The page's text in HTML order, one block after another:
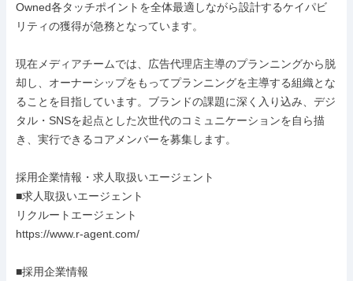
Owned各タッチポイントを全体最適しながら設計するケイパビ
リティの獲得が急務となっています。
現在メディアチームでは、広告代理店主導のプランニングから脱
却し、オーナーシップをもってプランニングを主導する組織とな
ることを目指しています。ブランドの課題に深く入り込み、デジ
タル・SNSを起点とした次世代のコミュニケーションを自ら描
き、実行できるコアメンバーを募集します。
採用企業情報・求人取扱いエージェント
■求人取扱いエージェント
リクルートエージェント
https://www.r-agent.com/
■採用企業情報